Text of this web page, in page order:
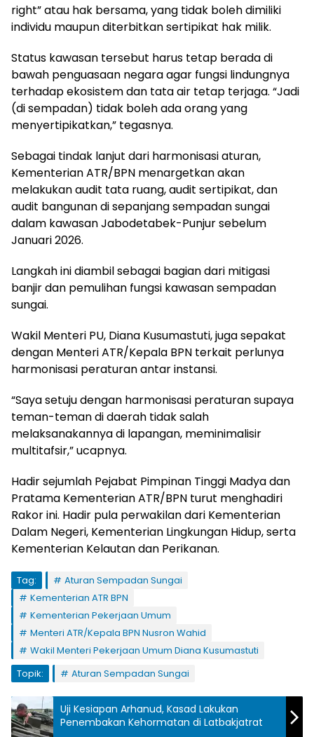
right”atau hak bersama, yang tidak bolehdimiliki
individu maupunditerbitkansertipikat hak milik.
Status kawasan tersebut harus tetap beradadi
bawah penguasaan negara agar fungsi lindungnya
terhadapekosistemdan tata air tetap terjaga. “Jadi
(disempadan) tidak bolehadaorang yang
menyertipikatkan,” tegasnya.
Sebagai tindak lanjut dari harmonisasiaturan,
Kementerian ATR/BPN menargetkanakan
melakukanaudit tata ruang, audit sertipikat, dan
audit bangunandisepanjangsempadansungai
dalam kawasanJabodetabek-Punjursebelum
Januari2026.
Langkahinidiambilsebagai bagiandari mitigasi
banjirdan pemulihan fungsi kawasansempadan
sungai.
Wakil Menteri PU, Diana Kusumastuti, jugasepakat
dengan Menteri ATR/Kepala BPN terkait perlunya
harmonisasi peraturanantarinstansi.
“Sayasetujudengan harmonisasi peraturansupaya
teman-temandidaerah tidaksalah
melaksanakannyadi lapangan, meminimalisir
multitafsir,”ucapnya.
Hadirsejumlah Pejabat Pimpinan Tinggi Madya dan
Pratama Kementerian ATR/BPN turut menghadiri
Rakorini. Hadir pula perwakilandari Kementerian
Dalam Negeri, Kementerian Lingkungan Hidup,serta
Kementerian Kelautandan Perikanan.
Tag:
Aturan Sempadan Sungai
Kementerian ATR BPN
Kementerian Pekerjaan Umum
Menteri ATR/Kepala BPN Nusron Wahid
Wakil Menteri Pekerjaan Umum Diana Kusumastuti
Topik:
Aturan Sempadan Sungai
Uji Kesiapan Arhanud, Kasad Lakukan
Penembakan Kehormatan di Latbakjatrat